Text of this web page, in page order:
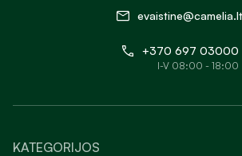
evaistine@camelia.lt
+370 697 03000
I-V 08:00 - 18:00
KATEGORIJOS